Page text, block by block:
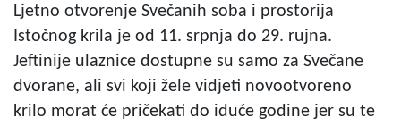
Ljetno otvorenje Svečanih soba i prostorija
Istočnog krila je od 11. srpnja do 29. rujna.
Jeftinije ulaznice dostupne su samo za Svečane
dvorane, ali svi koji žele vidjeti novootvoreno
krilo morat će pričekati do iduće godine jer su te